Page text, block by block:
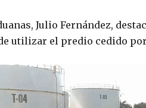
Julio Fernández,
utilizar el predio cedido